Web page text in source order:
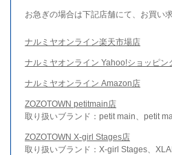
お急ぎの場合は下記店舗にて、お買い
ナルミヤオンライン楽天市場店
ナルミヤオンライン Yahoo!ショッピン
ナルミヤオンライン Amazon店
ZOZOTOWN petitmain店
取り扱いブランド：petit main、petit
ZOZOTOWN X-girl Stages店
取り扱いブランド：X-girl Stages、